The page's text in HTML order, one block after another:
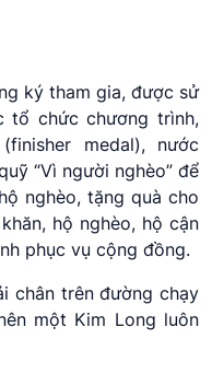
ký tham gia, được sử
tổ chức chương trình,
medal), nước
“Vì người nghèo” để
nghèo, tặng quà cho
hộ nghèo, hộ cận
phục vụ cộng đồng.
chân trên đường chạy
một Kim Long luôn